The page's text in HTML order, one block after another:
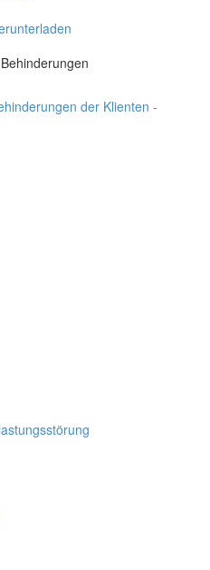
der Klienten -